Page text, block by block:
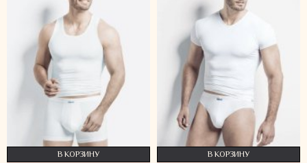
В КОРЗИНУ В КОРЗИНУ